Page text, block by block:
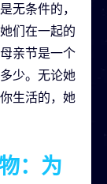
无条件的，
们在一起的
亲节是一个
少。无论她
生活的，她
：为